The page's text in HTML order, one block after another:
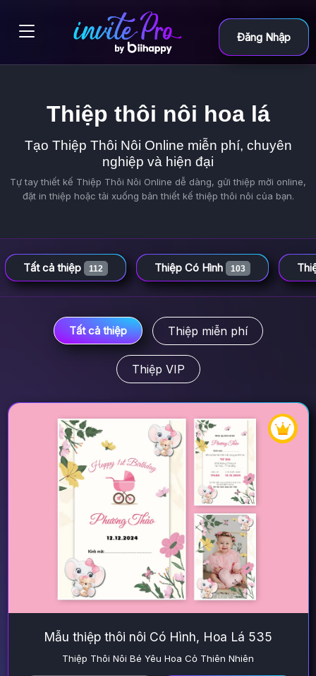
Đăng Nhập
Thiệp thôi nôi hoa lá
Tạo Thiệp Thôi Nôi Online miễn phí, chuyên
nghiệp và hiện đại
Tự tay thiết kế Thiệp Thôi Nôi Online dễ dàng, gửi thiệp mời online,
đặt in thiệp hoặc tải xuống bản thiết kế thiệp thôi nôi của bạn.
Tất cả thiệp 112 Thiệp Có Hình 103
Tất cả thiệp Thiệp miễn phí
Thiệp VIP
Mẫu thiệp thôi nôi Có Hình, Hoa Lá 535
Thiệp Thôi Nôi Bé Yêu Hoa Cỏ Thiên Nhiên